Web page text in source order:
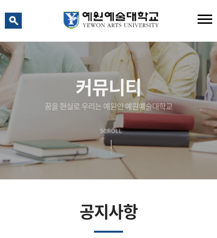
커뮤니티
꿈을 현실로 우리는 예원인 예원예술대학교
SCROLL
공지사항
예원 AI